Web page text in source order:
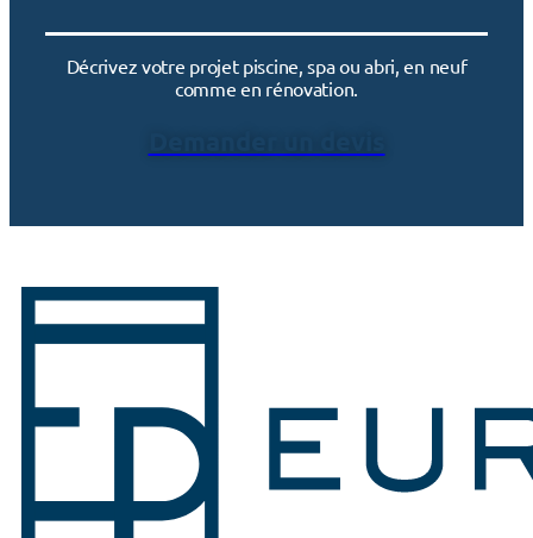
Décrivez votre projet piscine, spa ou abri, en neuf
comme en rénovation.